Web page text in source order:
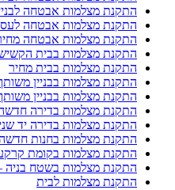
התקנת מצלמות אבטחה
התקנת מצלמות אבטחה
התקנת מצלמות אבטחה
התקנת מצלמות בבית
התקנת מצלמות בבית מחיר
התקנת מצלמות בבניין
התקנת מצלמות בבניין
התקנת מצלמות בדירה
התקנת מצלמות בדירה יד
התקנת מצלמות בחנות
התקנת מצלמות בקומת
התקנת מצלמות בשטח
התקנת מצלמות לבית